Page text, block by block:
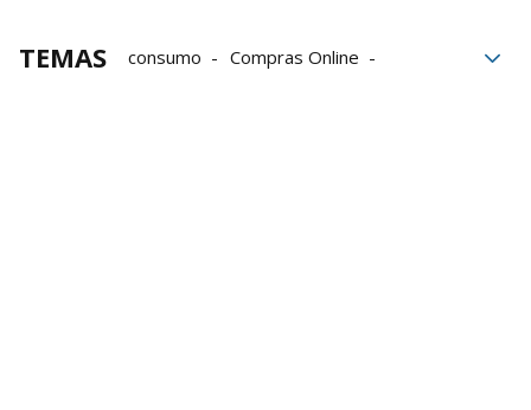
TEMAS consumo
Compras Online